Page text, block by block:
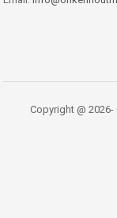
Copyright @